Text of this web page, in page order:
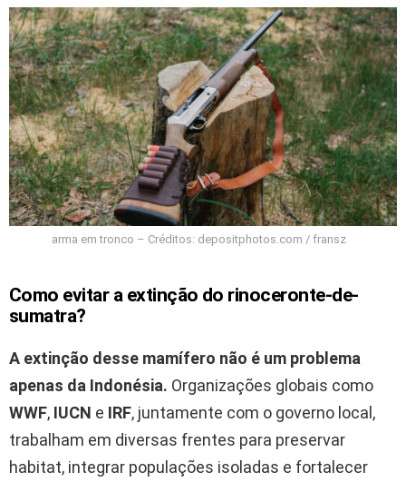
arma em tronco – Créditos: depositphotos.com / fransz
Como evitar a extinção do rinoceronte-de-
sumatra?
A extinção desse mamífero não é um problema
apenas da Indonésia. Organizações globais como
WWF, IUCN e IRF, juntamente com o governo local,
trabalham em diversas frentes para preservar
habitat, integrar populações isoladas e fortalecer